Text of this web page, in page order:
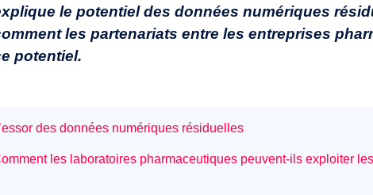
le potentiel des données numériques
les partenariats entre les entreprises
potentiel.
des données numériques résiduelles
les laboratoires pharmaceutiques peuvent-ils exploiter